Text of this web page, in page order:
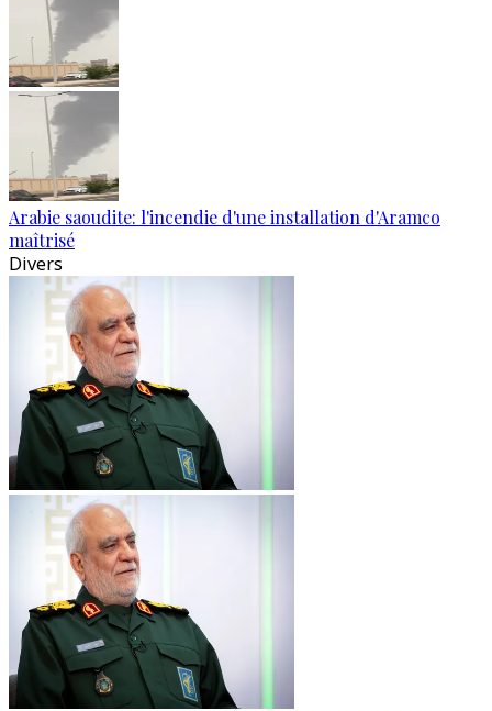
Arabie saoudite: l'incendie d'une installation d'Aramco
maîtrisé
Divers